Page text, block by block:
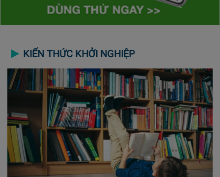
KIẾN THỨC KHỞI NGHIỆP